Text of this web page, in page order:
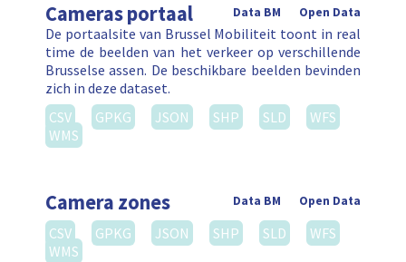
Cameras portaal Open Data
Data BM
De portaalsite van Brussel Mobiliteit toont in real
time de beelden van het verkeer op verschillende
Brusselse assen. De beschikbare beelden bevinden
zich in deze dataset.
CSV
GPKG JSON SHP SLD
WFS
WMS
Camera zones Open Data
Data BM
CSV GPKG JSON SHP SLD
WFS
WMS